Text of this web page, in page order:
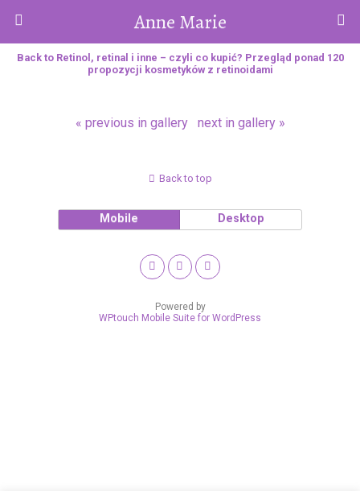
Anne Marie
Back to Retinol, retinal i inne – czyli co kupić? Przegląd ponad 120
propozycji kosmetyków z retinoidami
« previous in gallery next in gallery »
Back to top
Mobile Desktop
Powered by
WPtouch Mobile Suite for WordPress